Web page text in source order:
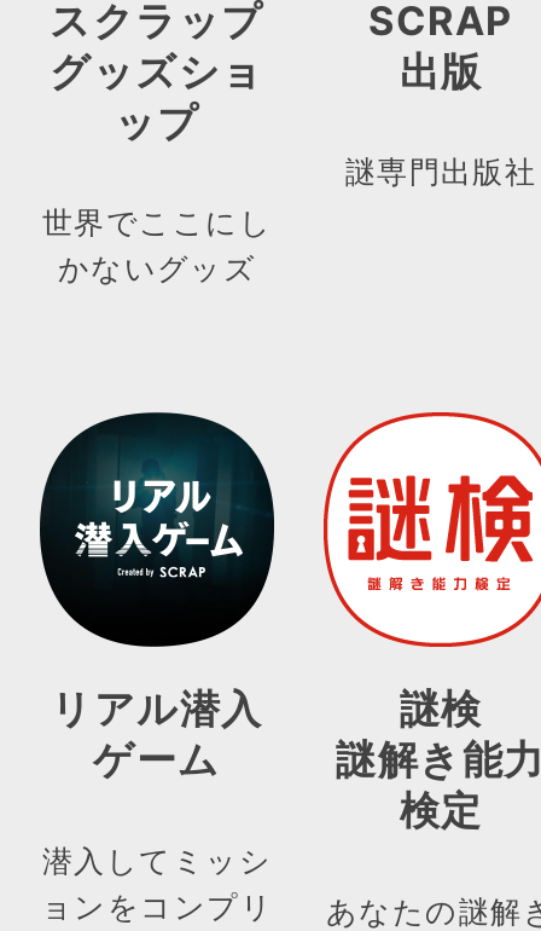
スクラップ
グッズショ
ップ
世界でここにし
かないグッズ
SCRAP
出版
謎専門出版社
リアル潜入
ゲーム
潜入してミッシ
ョンをコンプリ
謎検
謎解き能
検定
あなたの謎解